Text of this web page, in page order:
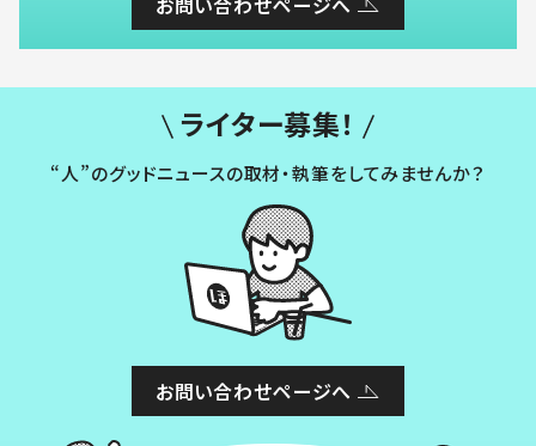
ライター募集！
“人”のグッドニュースの取材・執筆をしてみませんか？
お問い合わせページへ